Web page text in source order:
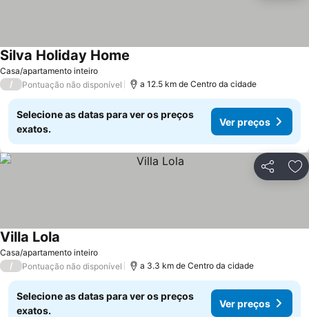
Casa/apartamento inteiro
Silva Holiday Home
/ Pontuação não disponível a 12.5 km de Centro da cidade
Selecione as datas para ver os preços
exatos.
Ver preços
Partilhar
Casa/apartamento inteiro
Villa Lola
/ Pontuação não disponível a 3.3 km de Centro da cidade
Selecione as datas para ver os preços
exatos.
Ver preços